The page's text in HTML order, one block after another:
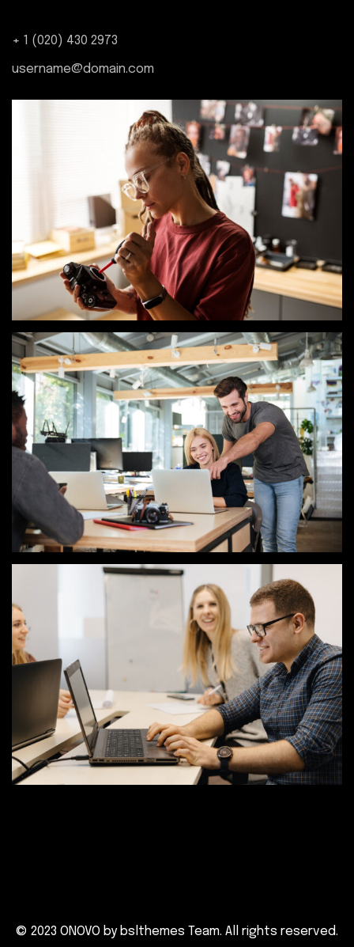
+ 1 (020) 430 2973
username@domain.com
© 2023 ONOVO by bslthemes Team. All rights reserved.